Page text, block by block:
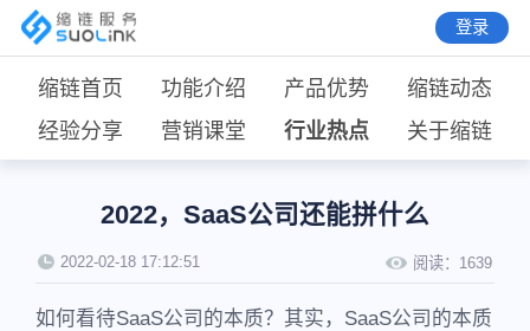
登录
缩链首页 功能介绍 产品优势
缩链动态
经验分享
营销课堂 行业热点 关于缩链
2022，SaaS公司还能拼什么
2022-02-18 17:12:51 阅读： 1639
如何看待SaaS公司的本质？其实，SaaS公司的本质